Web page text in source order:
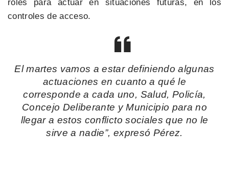
roles para actuar en situaciones futuras, en los
controles de acceso.
El martes vamos a estar definiendo algunas
actuaciones en cuanto a qué le
corresponde a cada uno, Salud, Policía,
Concejo Deliberante y Municipio para no
llegar a estos conflicto sociales que no le
sirve a nadie”, expresó Pérez.